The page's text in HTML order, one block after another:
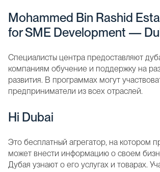
Mohammed Bin Rashid
for SME Development —
Специалисты центра предоставляют
компаниям обучение и поддержку на
развития. В программах могут
предприниматели из всех отраслей.
Hi Dubai
Это бесплатный агрегатор, на котором
может внести информацию о своем
Дубая узнают о его услугах и товарах.